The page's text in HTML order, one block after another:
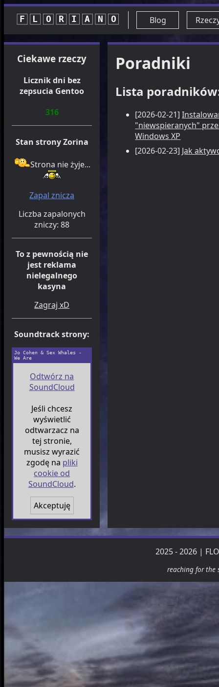
Blog
Ciekawe rzeczy
Licznik dni bez
zepsucia Gentoo
316
Stan strony Zorina
Strona nie żyje...
Zapal znicza
Liczba zapalonych
zniczy: 88
To z pewnością nie
jest reklama
nielegalnego
kasyna
Zagraj xD
Soundtrack strony:
Jo Cohen & Sex Whales -
We Are
Odtwórz na
SoundCloud
Jeśli chcesz
wyświetlić
odtwarzacz na
tej stronie,
musisz wyrazić
zgodę na pliki
cookie od
SoundCloud.
Akceptuję
Poradniki
Lista
[2026-02-21]
"niewspieranych"
Windows XP
[2026-02-23] Jak
2025 - 2026 |
reaching for the